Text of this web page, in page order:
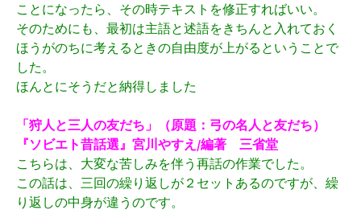
ことになったら、その時テキストを修正すればいい。
そのためにも、最初は主語と述語をきちんと入れておく
ほうがのちに考えるときの自由度が上がるということで
した。
ほんとにそうだと納得しました
「狩人と三人の友だち」（原題：弓の名人と友だち）
『ソビエト昔話選』宮川やすえ/編著 三省堂
こちらは、大変な苦しみを伴う再話の作業でした。
この話は、三回の繰り返しが２セットあるのですが、繰
り返しの中身が違うのです。